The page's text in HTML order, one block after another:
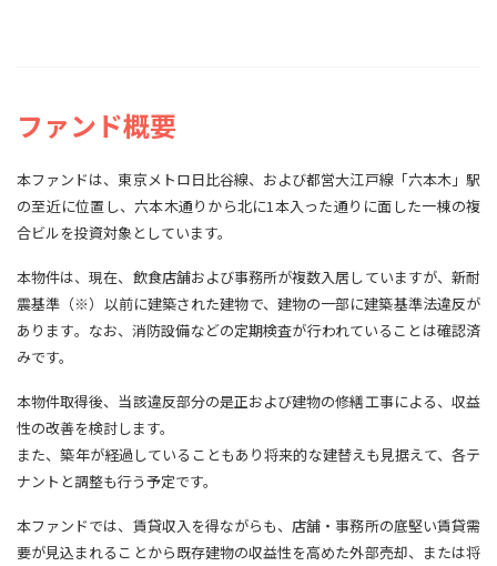
ファンド概要
本ファンドは、東京メトロ日比谷線、および都営大江戸線「六本木」駅
の至近に位置し、六本木通りから北に1本入った通りに面した一棟の複
合ビルを投資対象としています。
本物件は、現在、飲食店舗および事務所が複数入居していますが、新耐
震基準（※）以前に建築された建物で、建物の一部に建築基準法違反が
あります。なお、消防設備などの定期検査が行われていることは確認済
みです。
本物件取得後、当該違反部分の是正および建物の修繕工事による、収益
性の改善を検討します。
また、築年が経過していることもあり将来的な建替えも見据えて、各テ
ナントと調整も行う予定です。
本ファンドでは、賃貸収入を得ながらも、店舗・事務所の底堅い賃貸需
要が見込まれることから既存建物の収益性を高めた外部売却、または将